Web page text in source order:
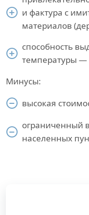
и фактура с
материалов
способность
температуры —
Минусы:
высокая
ограниченный
населенных